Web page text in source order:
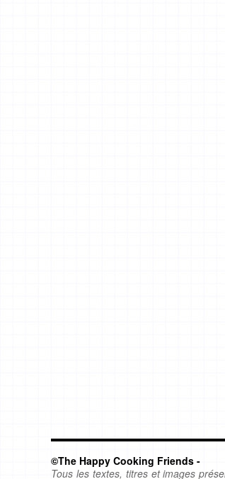
©The Happy Cooking Friends -
Tous les textes, titres et images